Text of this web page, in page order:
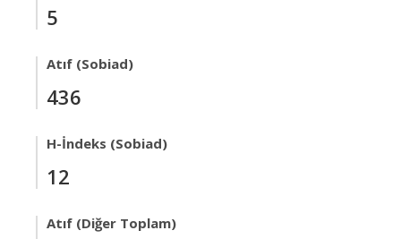
5
Atıf (Sobiad)
436
H-İndeks (Sobiad)
12
Atıf (Diğer Toplam)